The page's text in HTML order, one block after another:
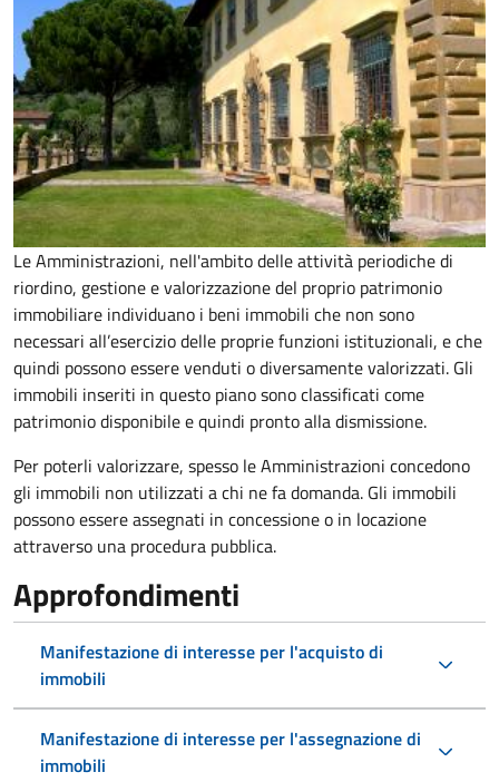
Le Amministrazioni, nell'ambito delle attività periodiche di
riordino, gestione e valorizzazione del proprio patrimonio
immobiliare individuano i beni immobili che non sono
necessari all’esercizio delle proprie funzioni istituzionali, e che
quindi possono essere venduti o diversamente valorizzati. Gli
immobili inseriti in questo piano sono classificati come
patrimonio disponibile e quindi pronto alla dismissione.
Per poterli valorizzare, spesso le Amministrazioni concedono
gli immobili non utilizzati a chi ne fa domanda. Gli immobili
possono essere assegnati in concessione o in locazione
attraverso una procedura pubblica.
Approfondimenti
Manifestazione di interesse per l'acquisto di
immobili
Manifestazione di interesse per l'assegnazione di
immobili